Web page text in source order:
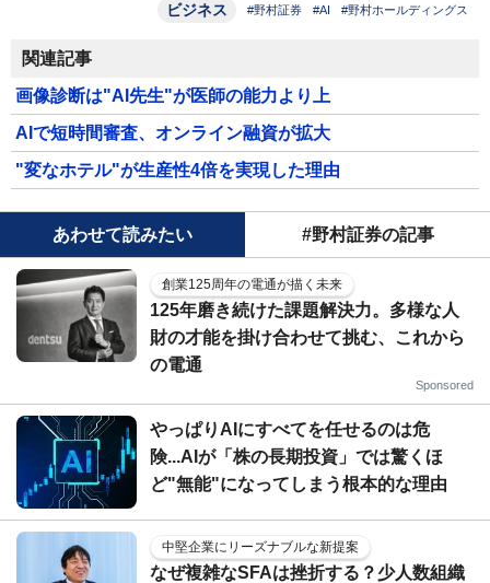
ビジネス #野村証券 #AI #野村ホールディングス
関連記事
画像診断は"AI先生"が医師の能力より上
AIで短時間審査、オンライン融資が拡大
"変なホテル"が生産性4倍を実現した理由
あわせて読みたい #野村証券の記事
創業125周年の電通が描く未来
125年磨き続けた課題解決力。多様な人
財の才能を掛け合わせて挑む、これから
の電通
Sponsored
やっぱりAIにすべてを任せるのは危
険...AIが「株の長期投資」では驚くほ
ど"無能"になってしまう根本的な理由
中堅企業にリーズナブルな新提案
なぜ複雑なSFAは挫折する？少人数組織